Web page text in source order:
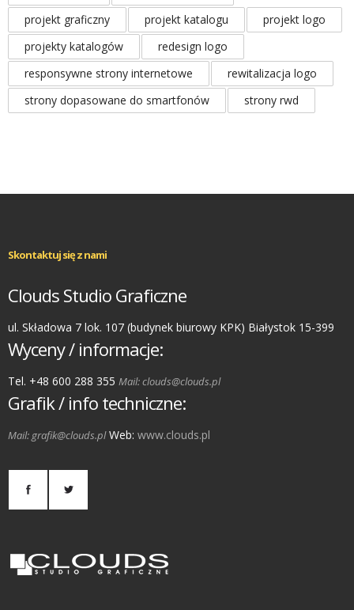
projekt graficzny projekt katalogu
projekt logo
projekty katalogów
redesign logo
responsywne strony internetowe
rewitalizacja logo
strony dopasowane do smartfonów
strony rwd
Skontaktuj się z nami
Clouds Studio Graficzne
ul. Składowa 7 lok. 107 (budynek biurowy KPK) Białystok 15-399
Wyceny / informacje:
Tel. +48 600 288 355 Mail: clouds@clouds.pl
Grafik / info techniczne:
Mail: grafik@clouds.plWeb: www.clouds.pl